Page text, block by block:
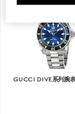
GUCCI DIVE系列腕